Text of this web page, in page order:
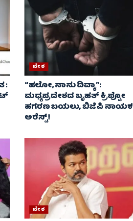
:
ದೇಶ
“ಹಲೋ, ನಾನು ದಿವ್ಯಾ”:
ಮಧ್ಯಪ್ರದೇಶದ ಬೃಹತ್ ಕ್ರಿಪ್ಟೋ
ಹಗರಣ ಬಯಲು, ಬಿಜೆಪಿ ನಾಯಕ
ಅರೆಸ್ಟ್!
ದೇಶ